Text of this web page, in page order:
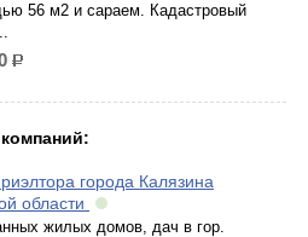
56 м2 и сараем. Кадастровый
р.
города Калязина
области
жилых домов, дач в гор.